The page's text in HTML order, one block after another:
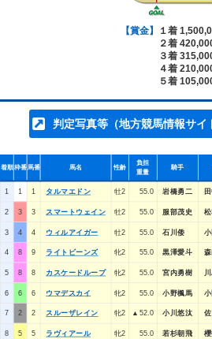
【賞金】
１着
２着
３着
４着
５着
判定写真等（地方競馬情報サイ
着順枠番馬番 馬名 性齢
負担
重量
騎手
1 1 1 タルマエドン 牡2 55.0 岩橋勇二
2 3 3 スマートウェイン 牡2 55.0 服部茂史
3 4 4 ウィルアイガー 牡2 55.0 石川倭
4 8 9 ライトビーンズ 牝2 55.0 黒澤愛斗
5 8 8 カスケードループ 牝2 55.0 宮内勇樹
6 6 6 ウマデスカイ 牝2 55.0 小野楓馬
7 2 2 スルーザレイン 牝2 ▲52.0 小川悠汰
8 5 5 ラヴィアール 牝2 55.0 若杉朝飛